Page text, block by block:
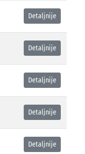
Detaljnije
Detaljnije
Detaljnije
Detaljnije
Detaljnije